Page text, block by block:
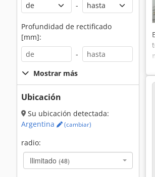
-
Profundidad de rectificado
[mm]:
-
Mostrar más
Ubicación
Su ubicación detectada:
Argentina
(cambiar)
radio:
Ilimitado (48)